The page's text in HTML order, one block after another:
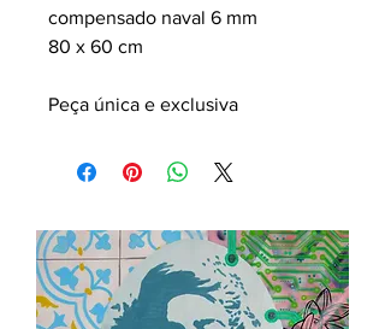
compensado naval 6 mm
80 x 60 cm
Peça única e exclusiva